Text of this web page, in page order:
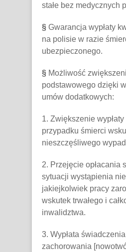
stałe bez medycznych
§ Gwarancja wypłaty
na polisie w razie
ubezpieczonego.
§ Możliwość
podstawowego dzięki
umów dodatkowych:
1. Zwiększenie
przypadku śmierci
nieszczęśliwego
2. Przejęcie opłacania
sytuacji wystąpienia
jakiejkolwiek pracy
wskutek trwałego i
inwalidztwa.
3. Wypłata
zachorowania